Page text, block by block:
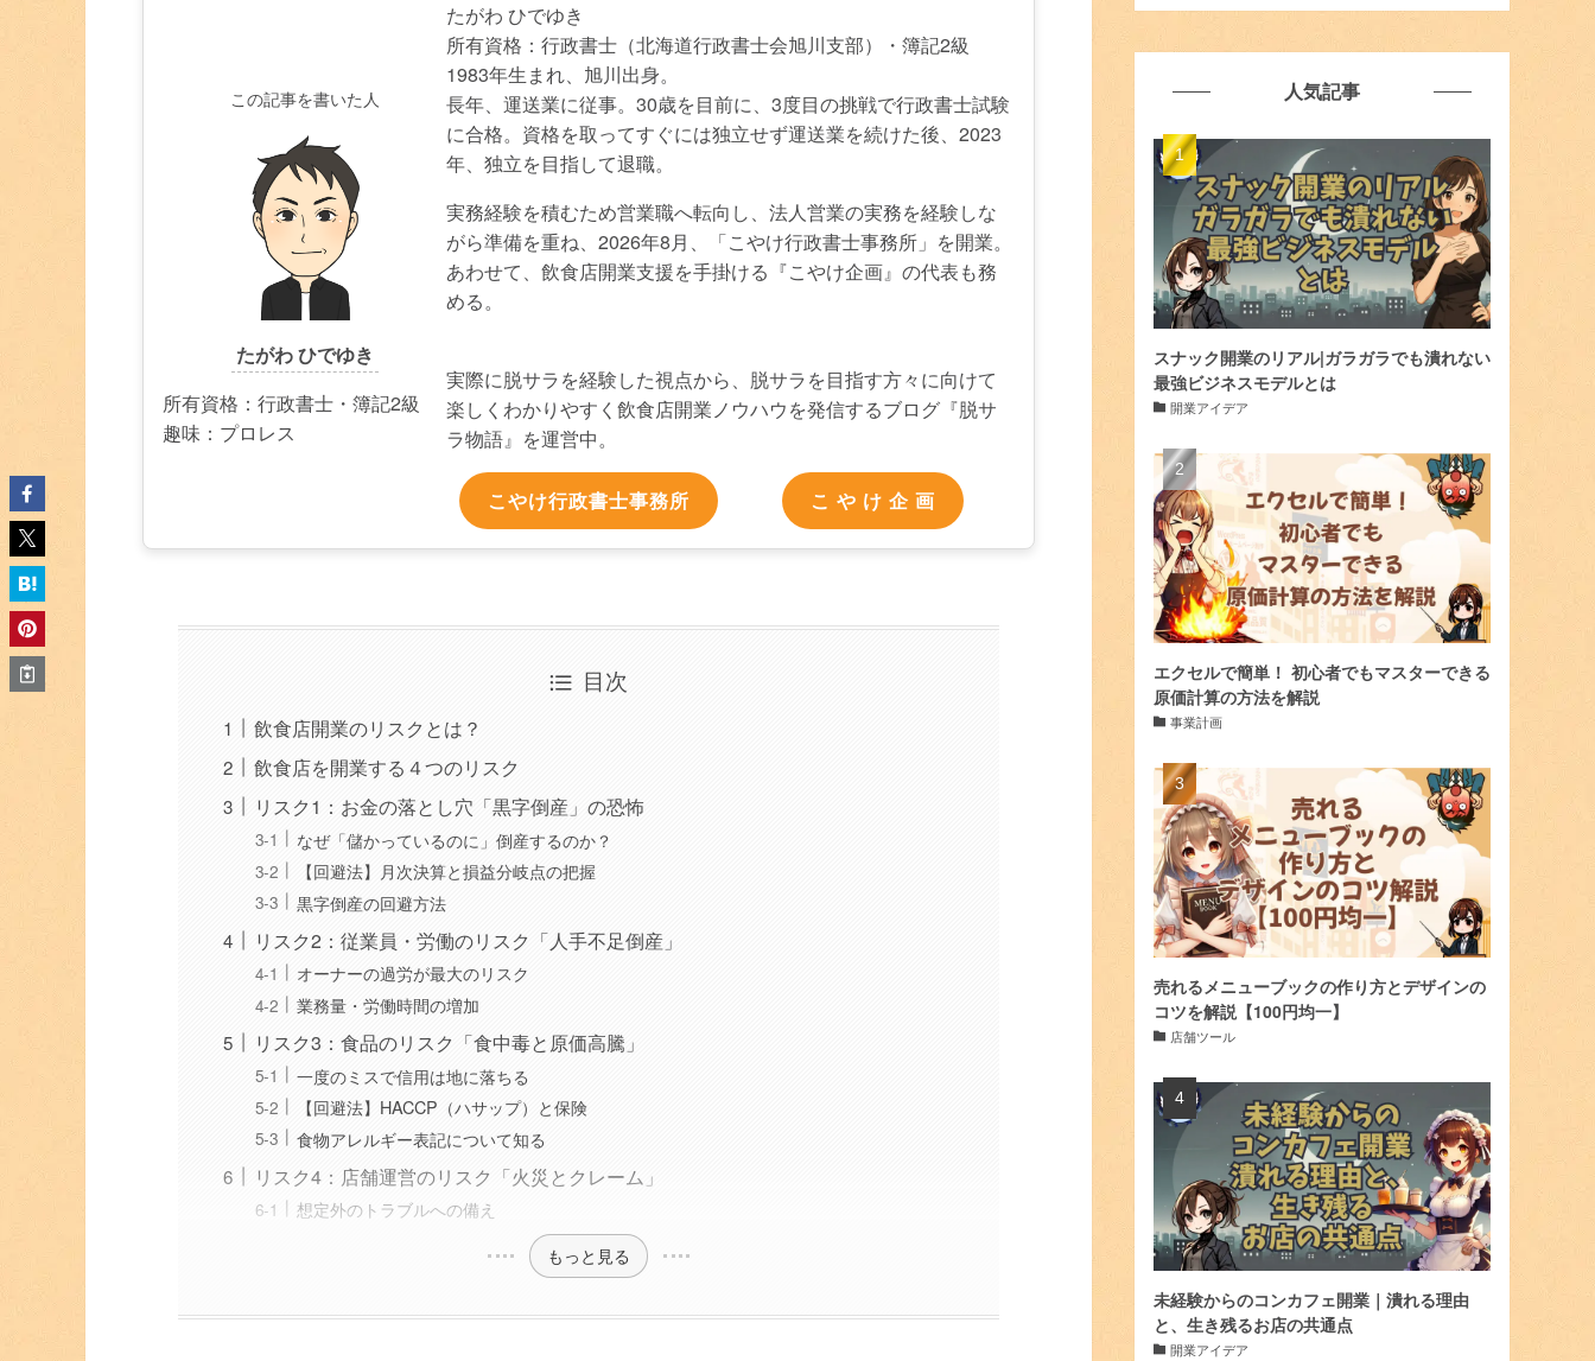
この記事を書いた人
たがわ ひでゆき
所有資格：行政書士・簿記2級
趣味：プロレス
たがわ ひでゆき
所有資格：行政書士（北海道行政書士会旭川支部）・簿記2級
1983年生まれ、旭川出身。
長年、運送業に従事。30歳を目前に、3度目の挑戦で行政書士試験
に合格。資格を取ってすぐには独立せず運送業を続けた後、2023
年、独立を目指して退職。
実務経験を積むため営業職へ転向し、法人営業の実務を経験しな
がら準備を重ね、2026年8月、「こやけ行政書士事務所」を開業。
あわせて、飲食店開業支援を手掛ける『こやけ企画』の代表も務
める。
実際に脱サラを経験した視点から、脱サラを目指す方々に向けて
楽しくわかりやすく飲食店開業ノウハウを発信するブログ『脱サ
ラ物語』を運営中。
こやけ行政書士事務所 こ や け 企 画
目次
飲食店開業のリスクとは？
飲食店を開業する４つのリスク
リスク1：お金の落とし穴「黒字倒産」の恐怖
なぜ「儲かっているのに」倒産するのか？
【回避法】月次決算と損益分岐点の把握
黒字倒産の回避方法
リスク2：従業員・労働のリスク「人手不足倒産」
オーナーの過労が最大のリスク
業務量・労働時間の増加
リスク3：食品のリスク「食中毒と原価高騰」
一度のミスで信用は地に落ちる
【回避法】HACCP（ハサップ）と保険
食物アレルギー表記について知る
リスク4：店舗運営のリスク「火災とクレーム」
想定外のトラブルへの備え
もっと見る
人気記事
スナック開業のリアル|ガラガラでも潰れない
最強ビジネスモデルとは
開業アイデア
エクセルで簡単！ 初心者でもマスターできる
原価計算の方法を解説
事業計画
売れるメニューブックの作り方とデザインの
コツを解説【100円均一】
店舗ツール
未経験からのコンカフェ開業｜潰れる理由
と、生き残るお店の共通点
開業アイデア